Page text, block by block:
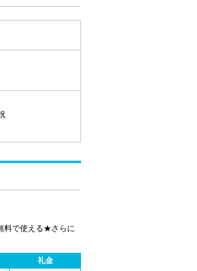
料で使える★さらに
礼金